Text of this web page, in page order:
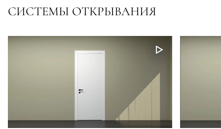
СИСТЕМЫ ОТКРЫВАНИЯ